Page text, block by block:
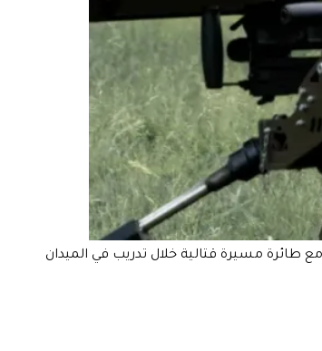
طائرة مسيرة قتالية خلال تدريب في الميدان